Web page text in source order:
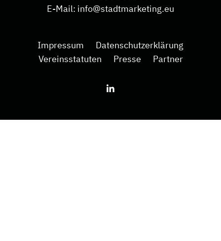
E-Mail: info@stadtmarketing.eu
Impressum
Datenschutzerklärung
Vereinsstatuten
Presse Partner